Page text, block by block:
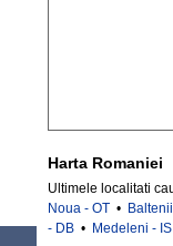
Harta Romaniei
Ultimele localitati
Noua - OT •
- DB • Medeleni - IS